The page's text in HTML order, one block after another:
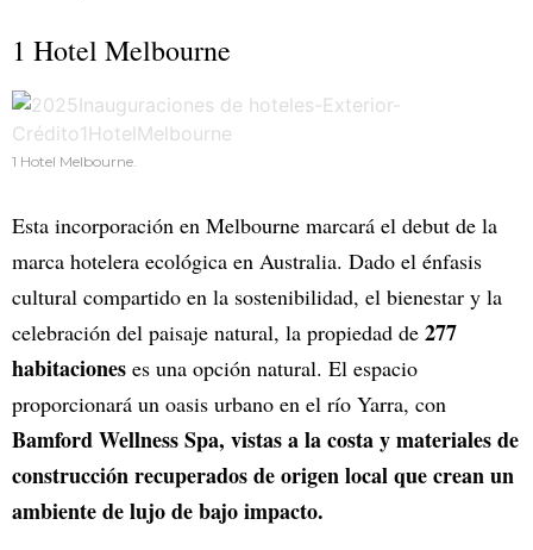
1 Hotel Melbourne
1 Hotel Melbourne.
Esta incorporación en Melbourne marcará el debut de la
marca hotelera ecológica en Australia. Dado el énfasis
cultural compartido en la sostenibilidad, el bienestar y la
celebración del paisaje natural, la propiedad de 277
habitaciones es una opción natural. El espacio
proporcionará un oasis urbano en el río Yarra, con
Bamford Wellness Spa, vistas a la costa y materiales de
construcción recuperados de origen local que crean un
ambiente de lujo de bajo impacto.